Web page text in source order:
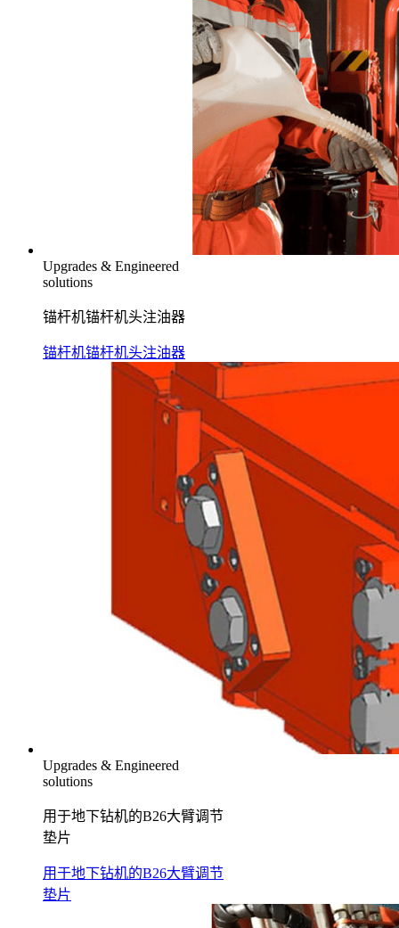
Upgrades & Engineered
solutions
锚杆机锚杆机头注油器
锚杆机锚杆机头注油器
Upgrades & Engineered
solutions
用于地下钻机的B26大臂调节
垫片
用于地下钻机的B26大臂调节
垫片